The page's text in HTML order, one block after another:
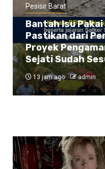
Pesisir Barat
Bantah Isu Pakai
Pastikan dari
Proyek
Sejati Sudah
13 jam ago admin